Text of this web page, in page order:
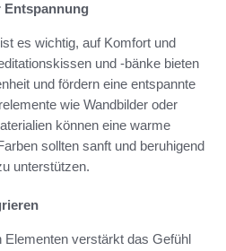
Entspannung
es wichtig, auf Komfort und
und -bänke bieten
und fördern eine entspannte
wie Wandbilder oder
können eine warme
sollten sanft und beruhigend
unterstützen.
verstärkt das Gefühl